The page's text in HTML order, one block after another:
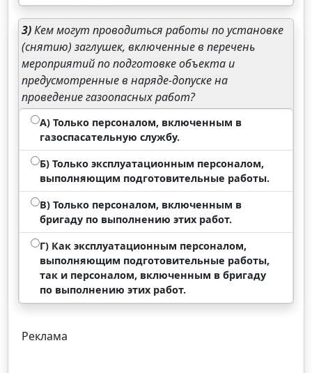
3)Кем могут проводиться работы по установке
(снятию) заглушек, включенные в перечень
мероприятий по подготовке объекта и
предусмотренные в наряде-допуске на
проведение газоопасных работ?
А) Только персоналом, включенным в
газоспасательную службу.
Б) Только эксплуатационным персоналом,
выполняющим подготовительные работы.
В) Только персоналом, включенным в
бригаду по выполнению этих работ.
Г) Как эксплуатационным персоналом,
выполняющим подготовительные работы,
так и персоналом, включенным в бригаду
по выполнению этих работ.
Реклама